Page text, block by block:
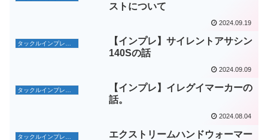
ストについて
2024.09.19
【インプレ】サイレントアサシン
140Sの話
2024.09.09
【インプレ】イレグイマーカーの
話。
2024.08.04
エクストリームハンドウォーマー